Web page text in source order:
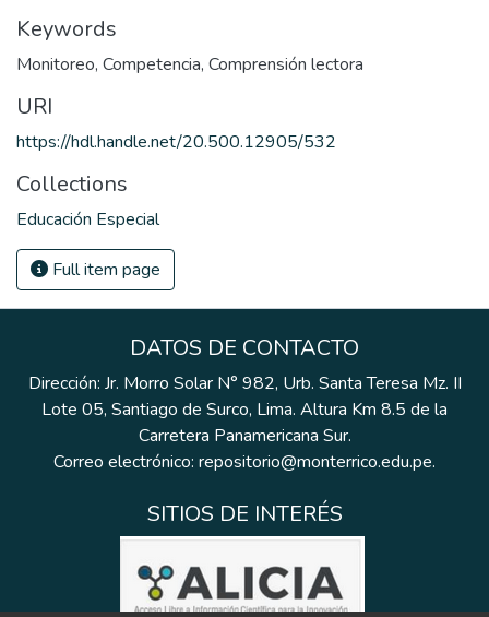
Keywords
Monitoreo, Competencia, Comprensión lectora
URI
https://hdl.handle.net/20.500.12905/532
Collections
Educación Especial
Full item page
DATOS DE CONTACTO
Dirección: Jr. Morro Solar N° 982, Urb. Santa Teresa Mz. II
Lote 05, Santiago de Surco, Lima. Altura Km 8.5 de la
Carretera Panamericana Sur.
Correo electrónico: repositorio@monterrico.edu.pe.
SITIOS DE INTERÉS